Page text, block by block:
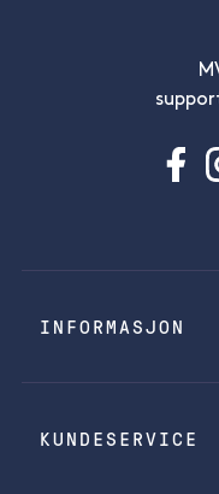
INFORMASJON
KUNDESERVICE